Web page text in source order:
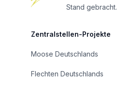
Stand gebracht.
Zentralstellen-Projekte
Moose Deutschlands
Flechten Deutschlands